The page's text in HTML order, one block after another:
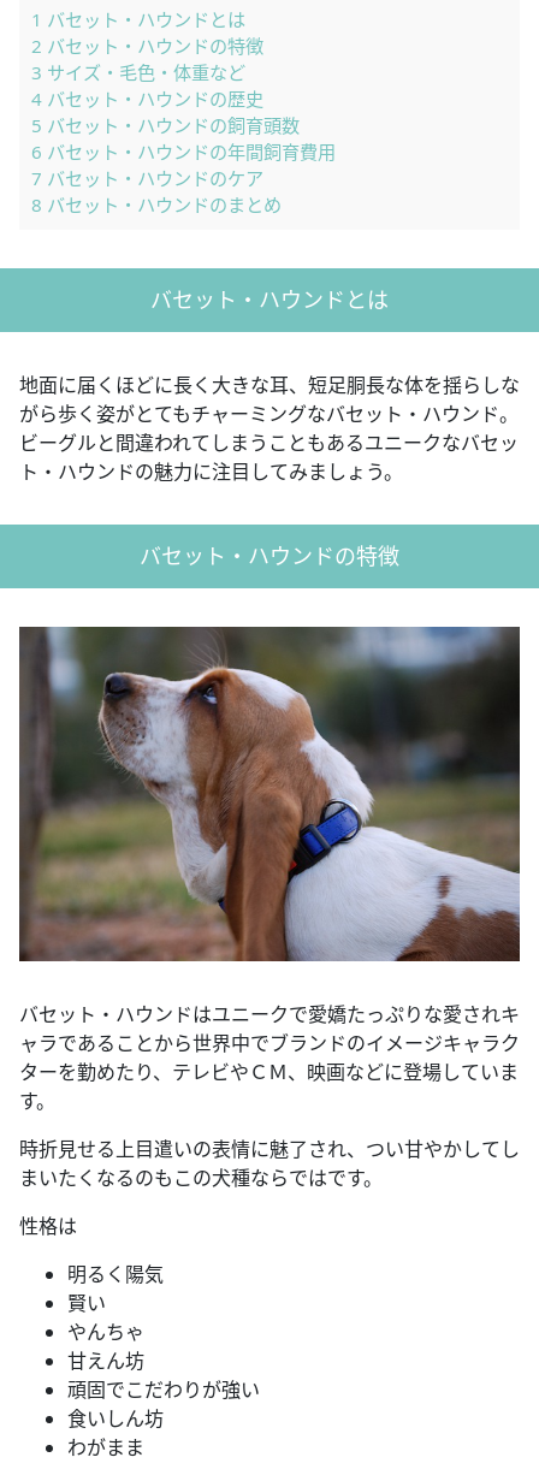
1 バセット・ハウンドとは
2 バセット・ハウンドの特徴
3 サイズ・毛色・体重など
4 バセット・ハウンドの歴史
5 バセット・ハウンドの飼育頭数
6 バセット・ハウンドの年間飼育費用
7 バセット・ハウンドのケア
8 バセット・ハウンドのまとめ
バセット・ハウンドとは
地面に届くほどに長く大きな耳、短足胴長な体を揺らしな
がら歩く姿がとてもチャーミングなバセット・ハウンド。
ビーグルと間違われてしまうこともあるユニークなバセッ
ト・ハウンドの魅力に注目してみましょう。
バセット・ハウンドの特徴
バセット・ハウンドはユニークで愛嬌たっぷりな愛されキ
ャラであることから世界中でブランドのイメージキャラク
ターを勤めたり、テレビやＣＭ、映画などに登場していま
す。
時折見せる上目遣いの表情に魅了され、つい甘やかしてし
まいたくなるのもこの犬種ならではです。
性格は
明るく陽気
賢い
やんちゃ
甘えん坊
頑固でこだわりが強い
食いしん坊
わがまま